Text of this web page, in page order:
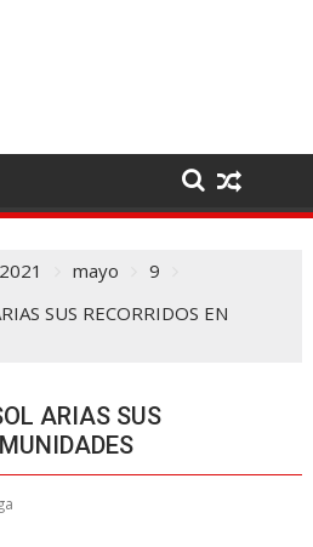
2021 mayo
9
SUS RECORRIDOS EN
ARIAS SUS